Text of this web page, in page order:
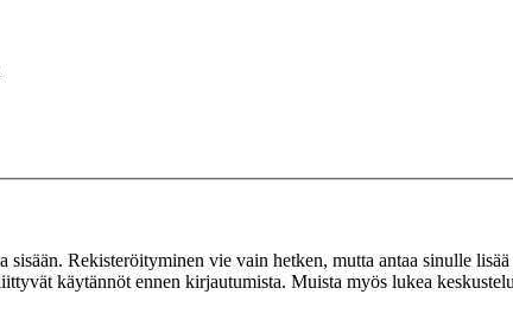
Rekisteröityminen vie vain hetken, mutta antaa sinulle
käytännöt ennen kirjautumista. Muista myös lukea